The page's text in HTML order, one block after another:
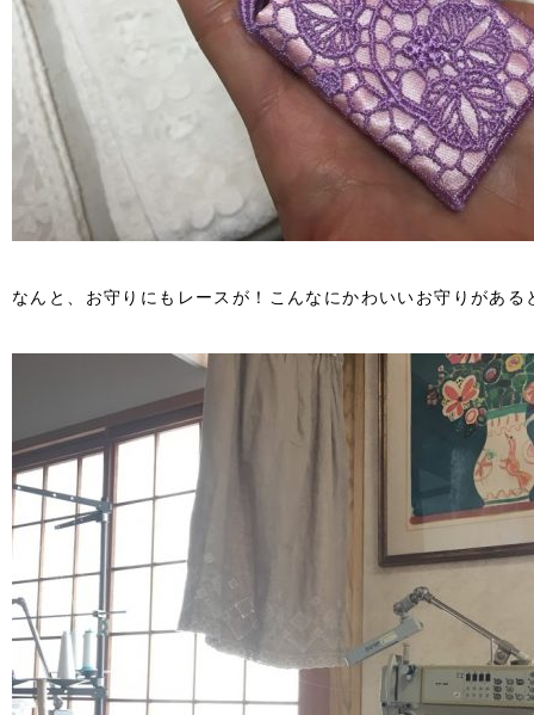
なんと、お守りにもレースが！こんなにかわいいお守りがあ